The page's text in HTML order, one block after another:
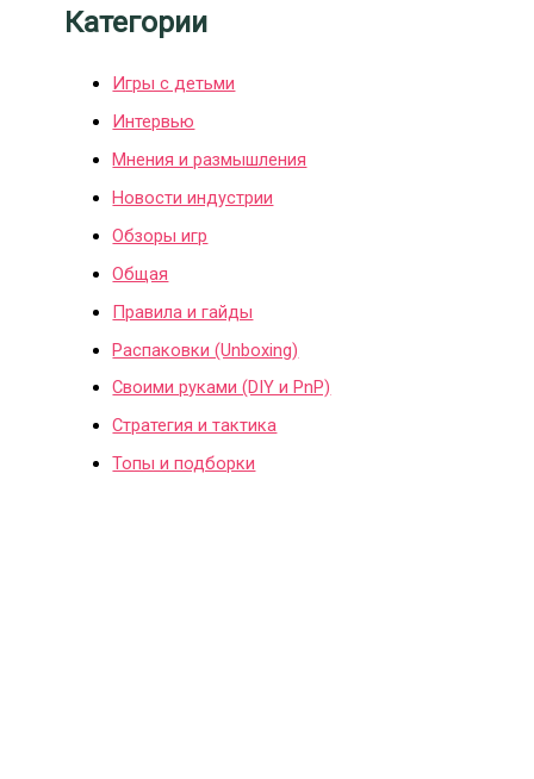
Категории
Игры с детьми
Интервью
Мнения и размышления
Новости индустрии
Обзоры игр
Общая
Правила и гайды
Распаковки (Unboxing)
Своими руками (DIY и PnP)
Стратегия и тактика
Топы и подборки